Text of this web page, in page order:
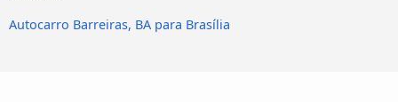
Autocarro Barreiras, BA para Brasília